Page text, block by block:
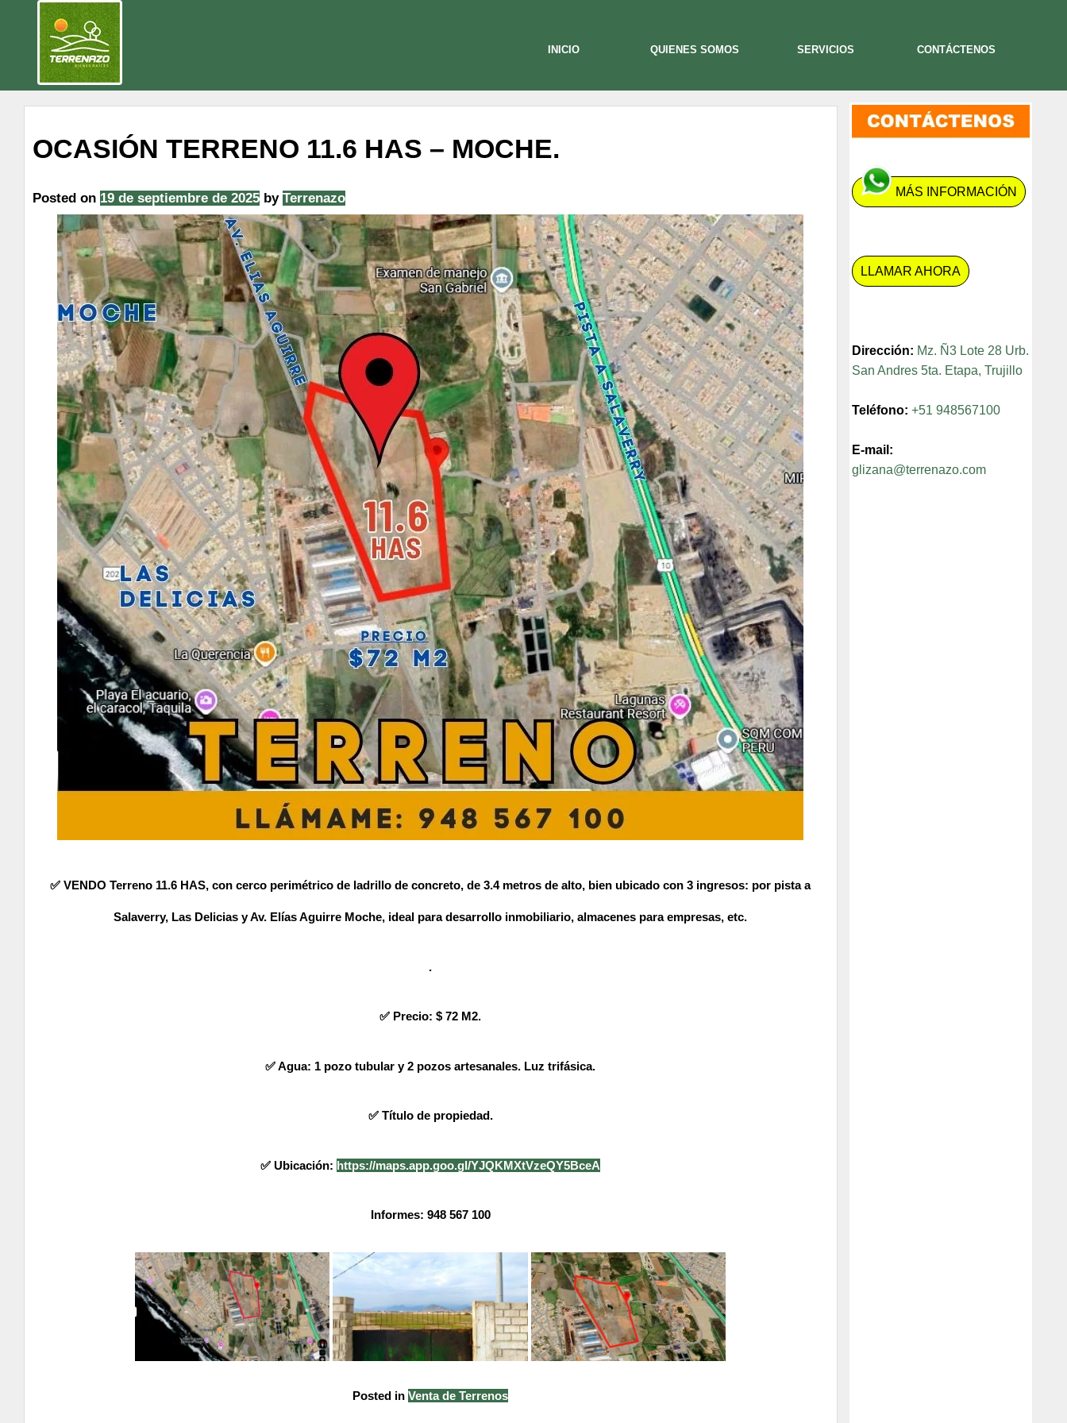
INICIO QUIENES SOMOS SERVICIOS CONTÁCTENOS
OCASIÓN TERRENO 11.6 HAS – MOCHE.
Posted on 19 de septiembre de 2025by Terrenazo
✅️ VENDO Terreno 11.6 HAS, con cerco perimétrico de ladrillo de concreto, de 3.4 metros de alto, bien ubicado con 3 ingresos: por pista a
Salaverry, Las Delicias y Av. Elías Aguirre Moche, ideal para desarrollo inmobiliario, almacenes para empresas, etc.
.
✅️ Precio: $ 72 M2.
✅️ Agua: 1 pozo tubular y 2 pozos artesanales. Luz trifásica.
✅️ Título de propiedad.
✅️ Ubicación: https://maps.app.goo.gl/YJQKMXtVzeQY5BceA
Informes: 948 567 100
Posted in Venta de Terrenos
MÁS INFORMACIÓN
LLAMAR AHORA
Dirección: Mz. Ñ3 Lote 28 Urb.
San Andres 5ta. Etapa, Trujillo
Teléfono: +51 948567100
E-mail:
glizana@terrenazo.com